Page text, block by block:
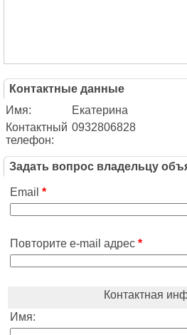
Контактные данные
Имя:
Екатерина
Контактный
телефон:
0932806828
Задать вопрос владельцу
Email *
Повторите e-mail адрес *
Контактная
Имя: